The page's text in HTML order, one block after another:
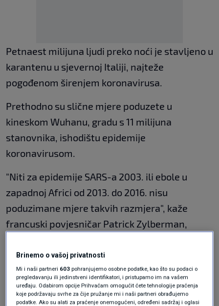
Petnaest milijuna ljudi preko noći je stavljeno u
karantenu u sjevernoj Italiji, najteže
pogođenom širenjem koronavirusa.
Prethodno su slične mjere poduzete u
kineskom Wuhanu, gradu s 11 milijuna
stanovnika, ishodištu epidemije
koronavirusom.
"Niti za epidemije SARS-a 2003. ili ebole u
zapadnoj Africi od 2013. do 2016. nisu
poduzimane mjere takvih razmjera", kaže
francuski povjesničar Patrick Zylberman,
Karantena je privremena izolacija nametnuta
ljudima, brodovima ili životinjama koji dolaze iz
područja zahvaćenog zarazom.
Brinemo o vašoj privatnosti
Mi i naši partneri 603 pohranjujemo osobne podatke, kao što su podaci o
pregledavanju ili jedinstveni identifikatori, i pristupamo im na vašem
uređaju. Odabirom opcije Prihvaćam omogućit ćete tehnologije praćenja
koje podržavaju svrhe za čije pružanje mi i naši partneri obrađujemo
podatke. Ako su alati za praćenje onemogućeni, određeni sadržaj i oglasi